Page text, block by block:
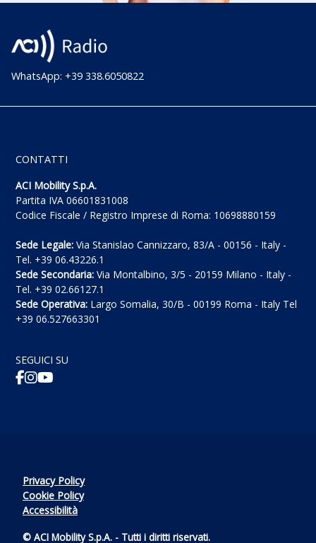
WhatsApp: +39 338.6050822
CONTATTI
ACI Mobility S.p.A.
Partita IVA 06601831008
Codice Fiscale / Registro Imprese di Roma: 10698880159
Sede Legale: Via Stanislao Cannizzaro, 83/A - 00156 - Italy -
Tel. +39 06.43226.1
Sede Secondaria: Via Montalbino, 3/5 - 20159 Milano - Italy -
Tel. +39 02.66127.1
Sede Operativa: Largo Somalia, 30/B - 00199 Roma - Italy Tel
+39 06.527663301
SEGUICI SU
Privacy Policy
Cookie Policy
Accessibilità
© ACI Mobility S.p.A. - Tutti i diritti riservati.